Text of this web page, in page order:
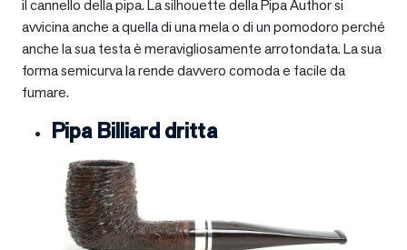
il cannello della pipa. La silhouette della Pipa Author si
avvicina anche a quella di una mela o di un pomodoro perché
anche la sua testa è meravigliosamente arrotondata. La sua
forma semicurva la rende davvero comoda e facile da
fumare.
Pipa Billiard dritta